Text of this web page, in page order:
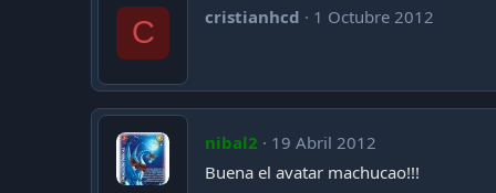
C cristianhcd 1 Octubre 2012
nibal2
19 Abril 2012
Buena el avatar machucao!!!